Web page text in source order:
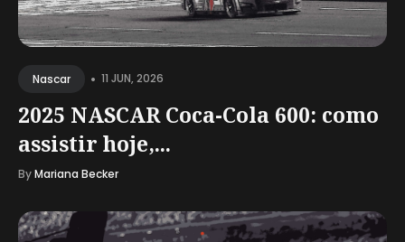
Nascar • 11 JUN, 2026
2025 NASCAR Coca-Cola 600: como
assistir hoje,...
ByMariana Becker